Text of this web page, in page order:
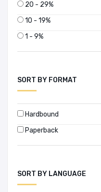
20 - 29%
10 - 19%
1 - 9%
SORT BY FORMAT
Hardbound
Paperback
SORT BY LANGUAGE